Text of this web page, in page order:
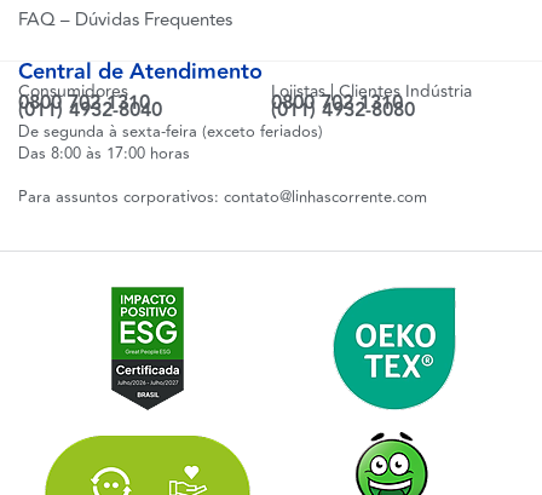
FAQ – Dúvidas Frequentes
Central de Atendimento
Consumidores
0800 702 1310
(011) 4932-8040
Lojistas | Clientes Indústria
0800 702 1310
(011) 4932-8080
De segunda à sexta-feira (exceto feriados)
Das 8:00 às 17:00 horas
Para assuntos corporativos: contato@linhascorrente.com